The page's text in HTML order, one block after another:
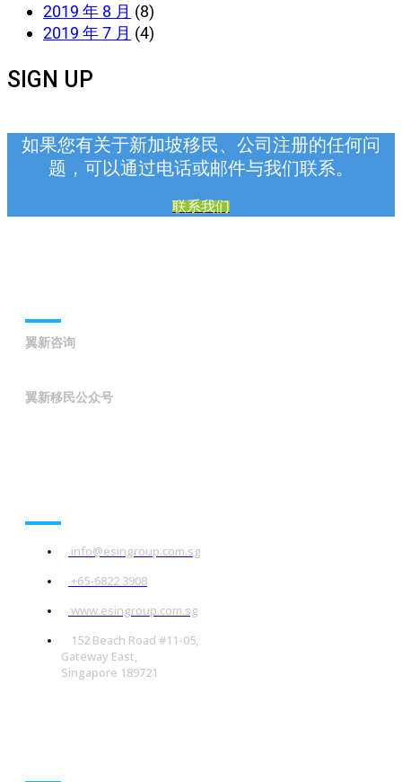
2019 年 8 月 (8)
2019 年 7 月 (4)
SIGN UP
如果您有关于新加坡移民、公司注册的任何问
题，可以通过电话或邮件与我们联系。
联系我们
翼新咨询
翼新移民公众号
info@esingroup.com.sg
+65-6822 3908
www.esingroup.com.sg
152 Beach Road #11-05,
Gateway East,
Singapore 189721